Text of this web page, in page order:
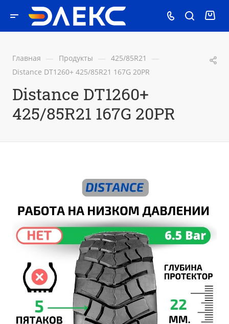
Главная — Продукты — 425/85R21 —
Distance DT1260+ 425/85R21 167G 20PR
Distance DT1260+
425/85R21 167G 20PR